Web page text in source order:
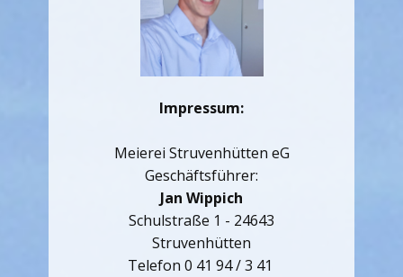
Impressum:
Meierei Struvenhütten eG
Geschäftsführer:
Jan Wippich
Schulstraße 1 - 24643
Struvenhütten
Telefon 0 41 94 / 3 41